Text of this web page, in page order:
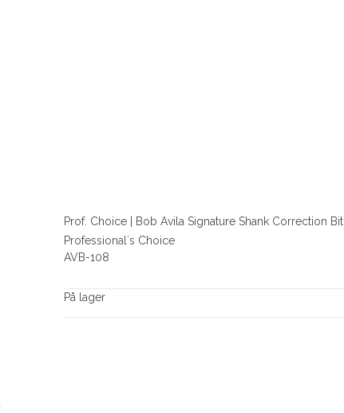
Prof. Choice | Bob Avila Signature Shank Correction Bit
Professional´s Choice
AVB-108
På lager